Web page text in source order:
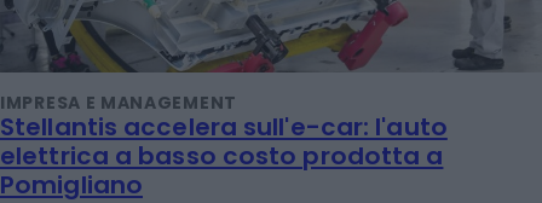
IMPRESA E MANAGEMENT
Stellantis accelera sull'e-car: l'auto
elettrica a basso costo prodotta a
Pomigliano